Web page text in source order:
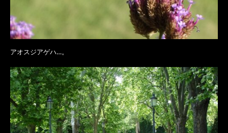
アオスジアゲハ…。